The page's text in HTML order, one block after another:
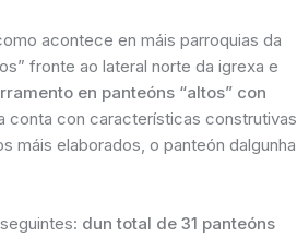
acontece en máis parroquias da
fronte ao lateral norte da igrexa e
en panteóns “altos” con
conta con características construtivas
máis elaborados, o panteón dalgunha
dun total de 31 panteóns